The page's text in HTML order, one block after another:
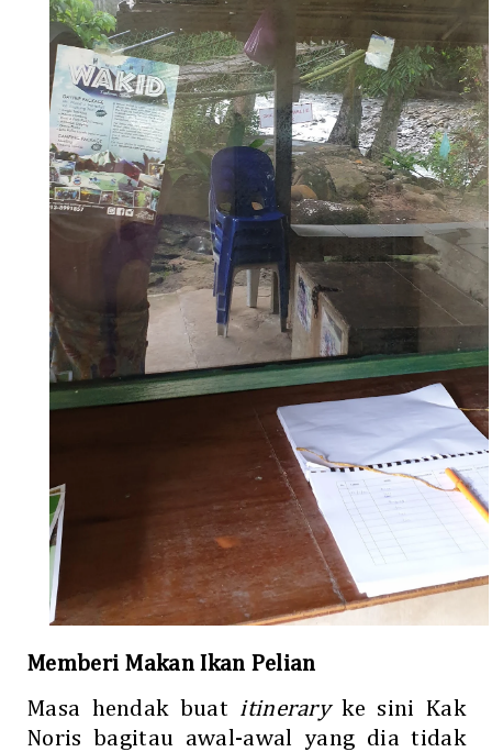
Memberi Makan Ikan Pelian
Masa hendak buat itineraryke sini Kak
Noris bagitau awal-awal yang dia tidak